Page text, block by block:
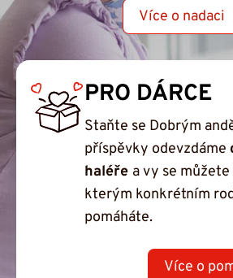
Více o nadaci
PRO DÁRCE
Staňte se Dobrým
příspěvky odevzdáme
haléře a vy se
kterým konkrétním
pomáháte.
Více o